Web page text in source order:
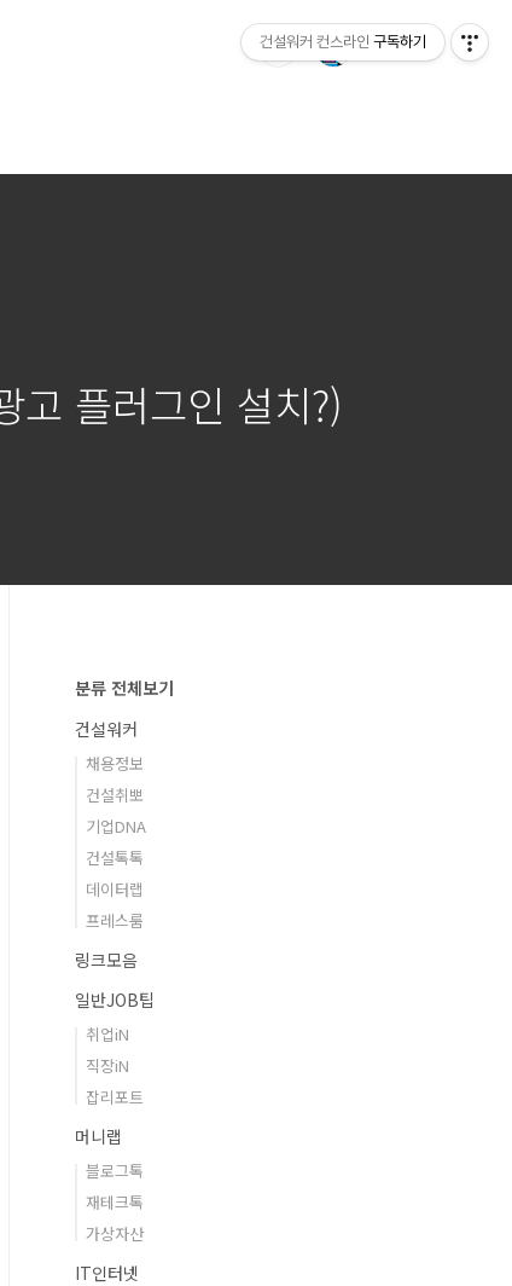
고 플러그인 설치?)
분류 전체보기
건설워커
채용정보
건설취뽀
기업DNA
건설톡톡
데이터랩
프레스룸
링크모음
일반JOB팁
취업iN
직장iN
잡리포트
머니랩
블로그톡
재테크톡
가상자산
IT인터넷
건설워커 컨스라인 구독하기